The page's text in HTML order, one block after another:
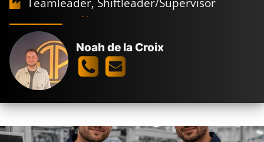
Full time
Maasvlakte Rotterdam
€
Noah de la Croix